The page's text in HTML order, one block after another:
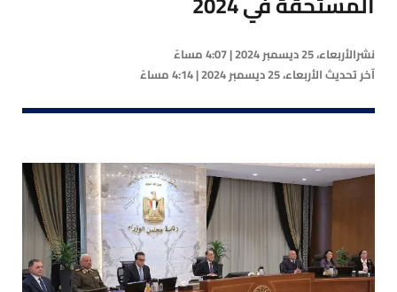
نشرالأربعاء، 25 ديسمبر 2024 | 4:07 مساءً
آخر تحديثالأربعاء، 25 ديسمبر 2024 | 4:14 مساءً